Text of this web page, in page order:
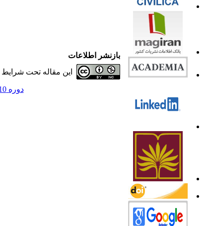
بازنشر اطلاعات
این مقاله تحت شرایط
دوره 10، شماره 1 - ( 1402 )